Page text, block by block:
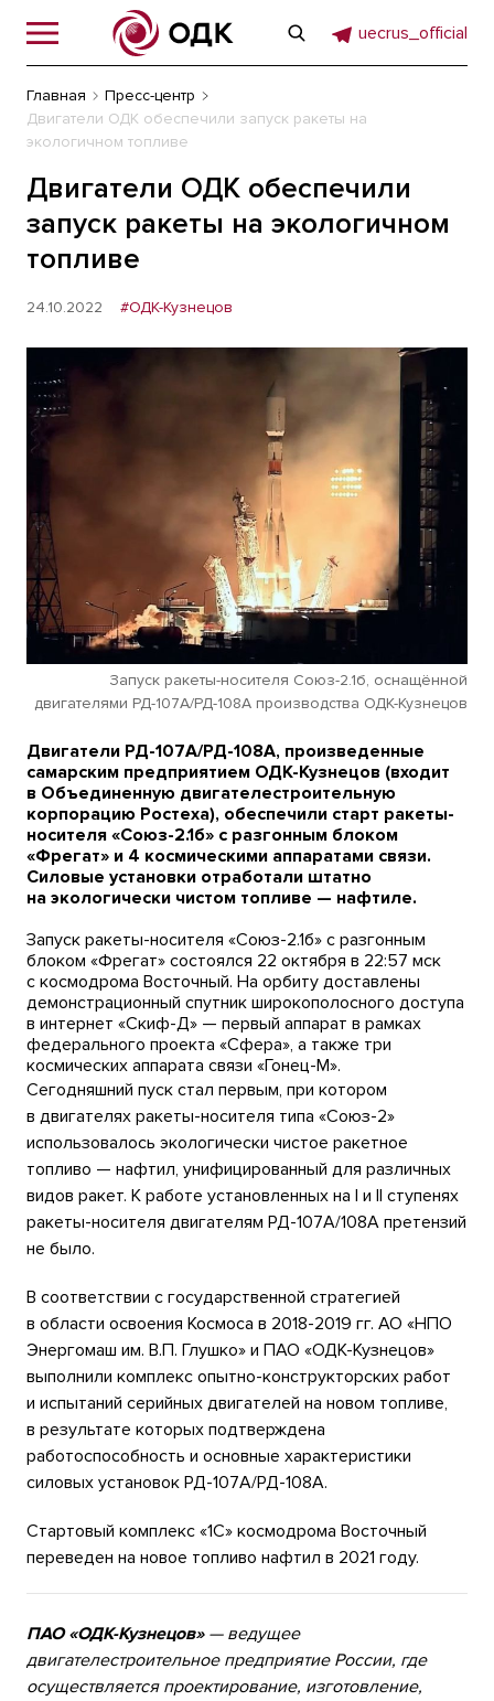
uecrus_official
Главная
Пресс-центр
Двигатели ОДК обеспечили запуск ракеты на
экологичном топливе
Двигатели ОДК обеспечили
запуск ракеты на экологичном
топливе
24.10.2022 #ОДК-Кузнецов
Запуск ракеты-носителя Союз-2.1б, оснащённой
двигателями РД-107А/РД-108А производства ОДК-Кузнецов
Двигатели РД-107А/РД-108А, произведенные
самарским предприятием ОДК-Кузнецов (входит
в Объединенную двигателестроительную
корпорацию Ростеха), обеспечили старт ракеты-
носителя «Союз-2.1б» с разгонным блоком
«Фрегат» и 4 космическими аппаратами связи.
Силовые установки отработали штатно
на экологически чистом топливе — нафтиле.
Запуск ракеты-носителя «Союз-2.1б» с разгонным
блоком «Фрегат» состоялся 22 октября в 22:57 мск
с космодрома Восточный. На орбиту доставлены
демонстрационный спутник широкополосного доступа
в интернет «Скиф-Д» — первый аппарат в рамках
федерального проекта «Сфера», а также три
космических аппарата связи «Гонец-М».
Сегодняшний пуск стал первым, при котором
в двигателях ракеты-носителя типа «Союз-2»
использовалось экологически чистое ракетное
топливо — нафтил, унифицированный для различных
видов ракет. К работе установленных на I и II ступенях
ракеты-носителя двигателям РД-107А/108А претензий
не было.
В соответствии с государственной стратегией
в области освоения Космоса в 2018-2019 гг. АО «НПО
Энергомаш им. В.П. Глушко» и ПАО «ОДК-Кузнецов»
выполнили комплекс опытно-конструкторских работ
и испытаний серийных двигателей на новом топливе,
в результате которых подтверждена
работоспособность и основные характеристики
силовых установок РД-107А/РД-108А.
Стартовый комплекс «1С» космодрома Восточный
переведен на новое топливо нафтил в 2021 году.
ПАО «ОДК-Кузнецов»— ведущее
двигателестроительное предприятие России, где
осуществляется проектирование, изготовление,